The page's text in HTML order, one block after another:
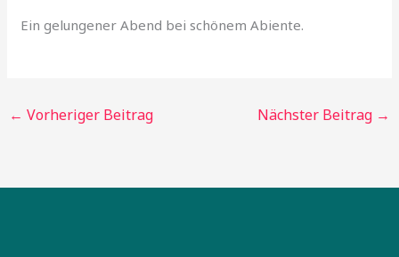
Ein gelungener Abend bei schönem Abiente.
← Vorheriger Beitrag Nächster Beitrag →